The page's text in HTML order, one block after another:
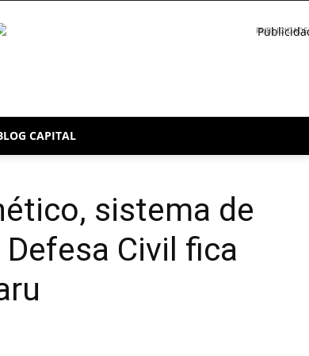
PUBLICIDADE
CAPITAL
sistema de
Civil fica